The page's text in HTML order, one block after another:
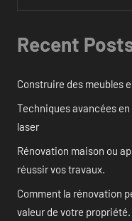
Recent
Construire des meubles
Techniques avancées
laser
Rénovation maison ou
réussir vos travaux.
Comment la rénovation
valeur de votre propriété.